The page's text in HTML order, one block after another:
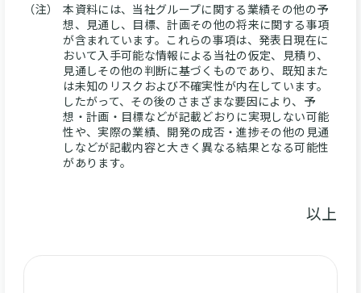
（注）
本資料には、当社グループに関する業績その他の予
想、見通し、目標、計画その他の将来に関する事項
が含まれています。これらの事項は、発表日現在に
おいて入手可能な情報による当社の仮定、見積り、
見通しその他の判断に基づくものであり、既知また
は未知のリスクおよび不確実性が内在しています。​
したがって、その後のさまざまな要因により、予
想・計画・目標などが記載どおりに実現しない可能
性や、実際の業績、開発の成否・進捗その他の見通
しなどが記載内容と大きく異なる結果となる可能性
があります。
以上